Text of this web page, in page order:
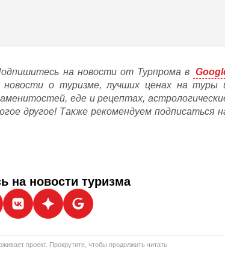
на новости от Турпрома в
новости о туризме, лучших ценах на туры
еде и рецептах,
другое! Также рекомендуем подписаться
на новости туризма
проект. Прокрутите, чтобы продолжить читать